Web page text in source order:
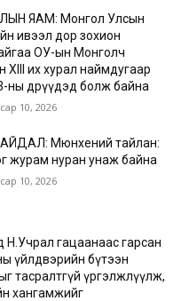
ЯАМ: Монгол Улсын
ивээл дор зохион
ОУ-ын Монголч
XIII их хурал наймдугаар
ны өдрүүдэд болж байна
10, 2026
Мюнхений тайлан:
журам нуран унаж байна
10, 2026
Н.Учрал гацаанаас гарсан
үйлдвэрийн бүтээн
тасралтгүй үргэлжлүүлж,
хангамжийг